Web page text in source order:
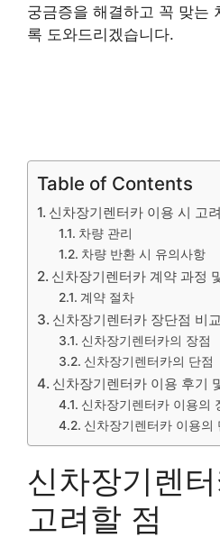
궁금증을 해결하고 꼭 맞는
록 도와드리겠습니다.
Table of Contents
신차장기렌터카 이용 시 고
차량 관리
차량 반환 시 유의사항
신차장기렌터카 계약 과정
계약 절차
신차장기렌터카 장단점 비교
신차장기렌터카의 장점
신차장기렌터카의 단점
신차장기렌터카 이용 후기
신차장기렌터카 이용의
신차장기렌터카 이용의
신차장기렌
고려할 점